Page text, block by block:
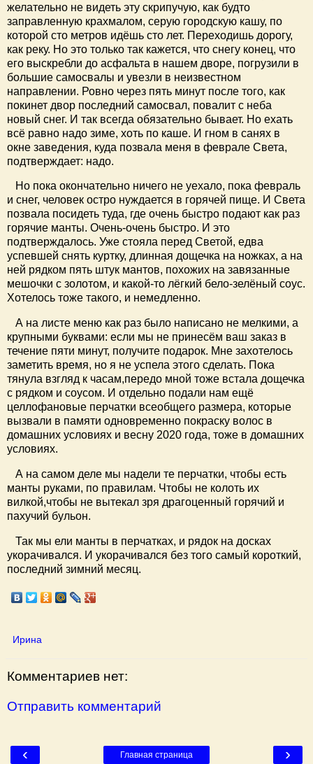
желательно не видеть эту скрипучую, как будто
заправленную крахмалом, серую городскую кашу, по
которой сто метров идёшь сто лет. Переходишь дорогу,
как реку. Но это только так кажется, что снегу конец, что
его выскребли до асфальта в нашем дворе, погрузили в
большие самосвалы и увезли в неизвестном
направлении. Ровно через пять минут после того, как
покинет двор последний самосвал, повалит с неба
новый снег. И так всегда обязательно бывает. Но ехать
всё равно надо зиме, хоть по каше. И гном в санях в
окне заведения, куда позвала меня в феврале Света,
подтверждает: надо.
Но пока окончательно ничего не уехало, пока февраль
и снег, человек остро нуждается в горячей пище. И Света
позвала посидеть туда, где очень быстро подают как раз
горячие манты. Очень-очень быстро. И это
подтверждалось. Уже стояла перед Светой, едва
успевшей снять куртку, длинная дощечка на ножках, а на
ней рядком пять штук мантов, похожих на завязанные
мешочки с золотом, и какой-то лёгкий бело-зелёный соус.
Хотелось тоже такого, и немедленно.
А на листе меню как раз было написано не мелкими, а
крупными буквами: если мы не принесём ваш заказ в
течение пяти минут, получите подарок. Мне захотелось
заметить время, но я не успела этого сделать. Пока
тянула взгляд к часам,передо мной тоже встала дощечка
с рядком и соусом. И отдельно подали нам ещё
целлофановые перчатки всеобщего размера, которые
вызвали в памяти одновременно покраску волос в
домашних условиях и весну 2020 года, тоже в домашних
условиях.
А на самом деле мы надели те перчатки, чтобы есть
манты руками, по правилам. Чтобы не колоть их
вилкой,чтобы не вытекал зря драгоценный горячий и
пахучий бульон.
Так мы ели манты в перчатках, и рядок на досках
укорачивался. И укорачивался без того самый короткий,
последний зимний месяц.
Ирина
Комментариев нет:
Отправить комментарий
‹ ›
Главная страница